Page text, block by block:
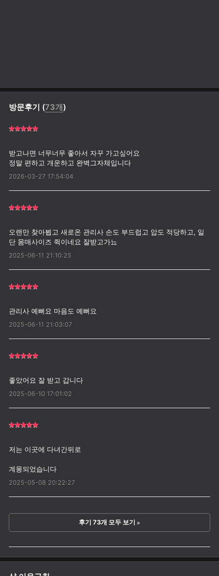
방문후기 (73개)
받고나면 너무너무 좋아서 자꾸 가고싶어요
2026-03-27 17:54:04
오랜만 찾아뵙고 새로온 관리사 손도 부드럽고 압도 적당하고, 일
2025-06-11 21:10:25
2025-06-11 21:03:07
2025-06-10 17:01:02
저는 이곳에 다녀간뒤로
2025-05-08 20:22:27
후기 73개 모두 보기 >